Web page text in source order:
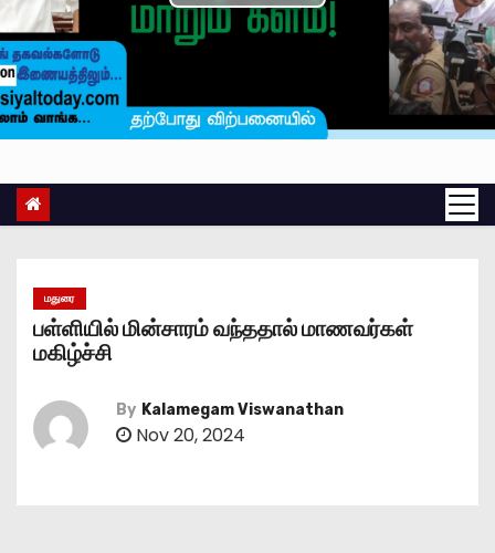
மதுரை
பள்ளியில் மின்சாரம் வந்ததால் மாணவர்கள்
மகிழ்ச்சி
By Kalamegam Viswanathan
Nov 20, 2024